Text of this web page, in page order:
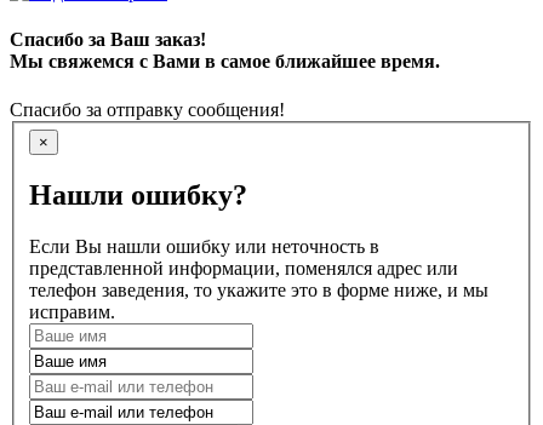
Спасибо за Ваш заказ!
Мы свяжемся с Вами в самое ближайшее время.
Спасибо за отправку сообщения!
×
Нашли ошибку?
Если Вы нашли ошибку или неточность в
представленной информации, поменялся адрес или
телефон заведения, то укажите это в форме ниже, и мы
исправим.